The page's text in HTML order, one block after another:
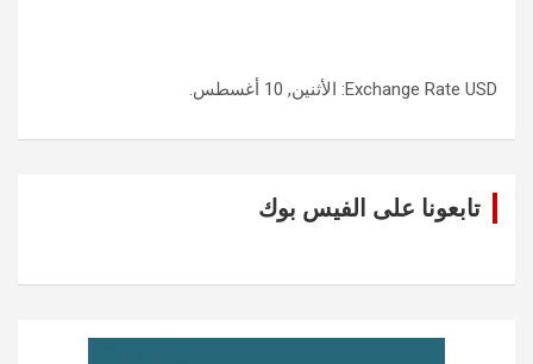
Exchange Rate USD : الأثنين, 10 أغسطس.
تابعونا على الفيس بوك